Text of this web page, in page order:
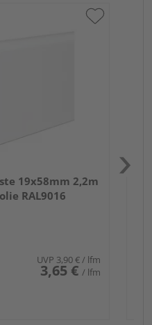
19x58mm 2,2m
RAL9016
UVP 3,90 €/ lfm
3,65 € / lfm